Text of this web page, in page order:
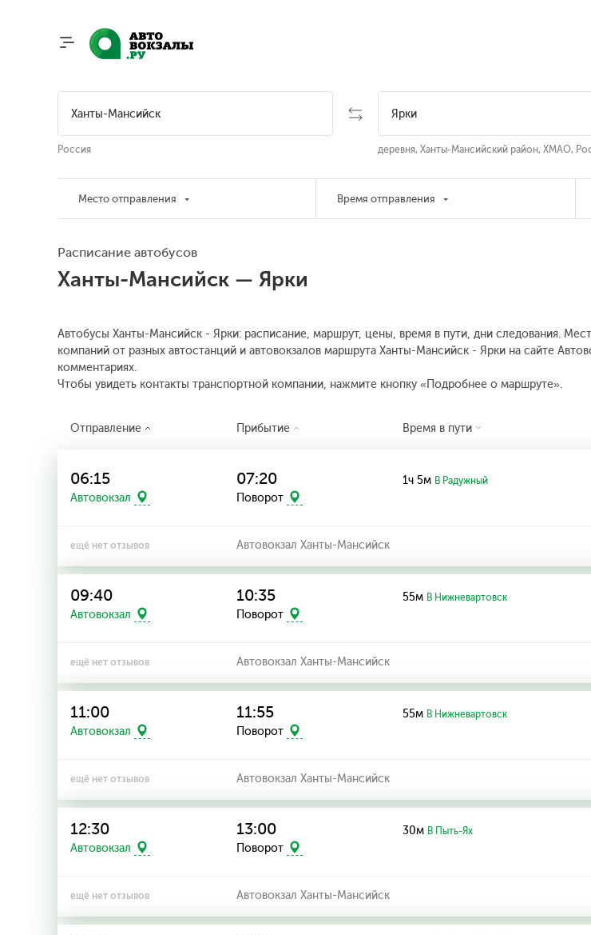
Россия деревня, Ханты-Мансийский район, ХМАО,
Место отправления Время отправления
Расписание автобусов
Ханты-Мансийск — Ярки
Автобусы Ханты-Мансийск - Ярки: расписание, маршрут, цены, время в пути, дни следования.
компаний от разных автостанций и автовокзалов маршрута Ханты-Мансийск - Ярки на сайте
комментариях.
Чтобы увидеть контакты транспортной компании, нажмите кнопку «Подробнее о маршруте».
Отправление Прибытие Время в пути
06:15
Автовокзал
07:20
Поворот
1ч 5м В Радужный
ещё нет отзывов Автовокзал Ханты-Мансийск
09:40
Автовокзал
10:35
Поворот
55м В Нижневартовск
ещё нет отзывов Автовокзал Ханты-Мансийск
11:00
Автовокзал
11:55
Поворот
55м В Нижневартовск
ещё нет отзывов Автовокзал Ханты-Мансийск
12:30
Автовокзал
13:00
Поворот
30м В Пыть-Ях
ещё нет отзывов Автовокзал Ханты-Мансийск